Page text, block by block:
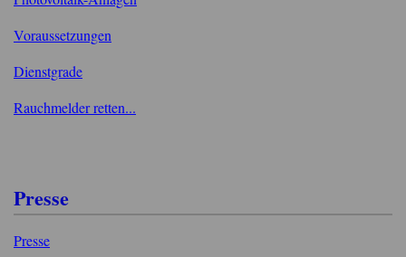
Voraussetzungen
Dienstgrade
Rauchmelder retten...
Presse
Presse